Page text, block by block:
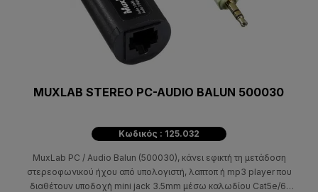
MUXLAB STEREO PC-AUDIO BALUN 500030
Κωδικός : 125.032
MuxLab PC / Audio Balun (500030), κάνει εφικτή τη μετάδοση
στερεοφωνικού ήχου από υπολογιστή, λαπτοπ ή mp3 player που
διαθέτουν υποδοχή mini jack 3.5mm μέσω καλωδίου Cat5e/6,